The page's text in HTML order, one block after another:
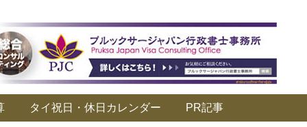
タイ祝日・休日カレンダー PR記事